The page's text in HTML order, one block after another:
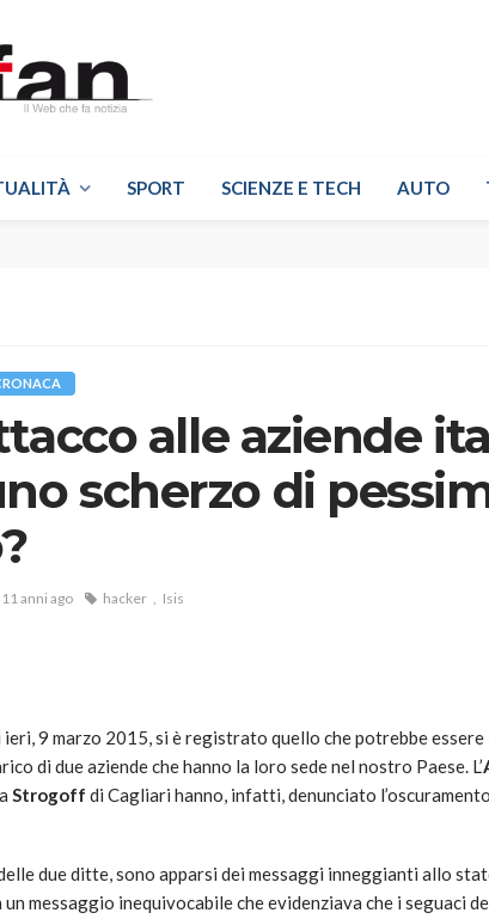
SPORT SCIENZE E TECH AUTO
alle aziende
scherzo di
11 anni ago hacker Isis
9 marzo 2015, si è registrato quello che potrebbe essere
di due aziende che hanno la loro sede nel nostro Paese. L’
Strogoff di Cagliari hanno, infatti, denunciato
due ditte, sono apparsi dei messaggi inneggianti allo
messaggio inequivocabile che evidenziava che i seguaci
VARIE
Robot tagliaerba: quale
god 1 anno ago 784
Davis:
god 9